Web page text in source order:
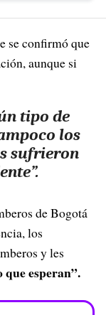
se confirmó que
aunque si
tipo de
los
sufrieron
de Bogotá
los
y les
esperan”.